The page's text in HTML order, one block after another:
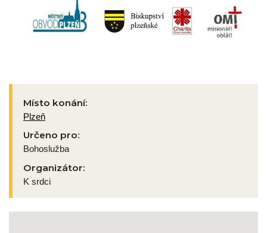
Místo konání:
Plzeň
Určeno pro:
Bohoslužba
Organizátor:
K srdci